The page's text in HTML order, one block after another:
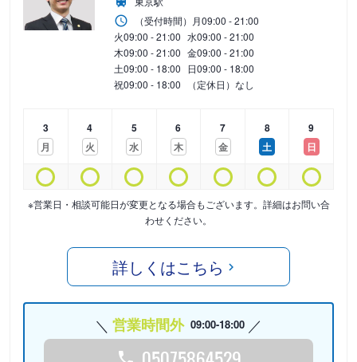
（受付時間） 月09:00 - 21:00
火09:00 - 21:00 水09:00 - 21:00
木09:00 - 21:00 金09:00 - 21:00
土09:00 - 18:00 日09:00 - 18:00
祝09:00 - 18:00 （定休日）なし
3
月
4
火
5
水
6
木
7
金
8
土
9
日
※営業日・相談可能日が変更となる場合もございます。詳細はお問い合
わせください。
詳しくはこちら
営業時間外 09:00-18:00